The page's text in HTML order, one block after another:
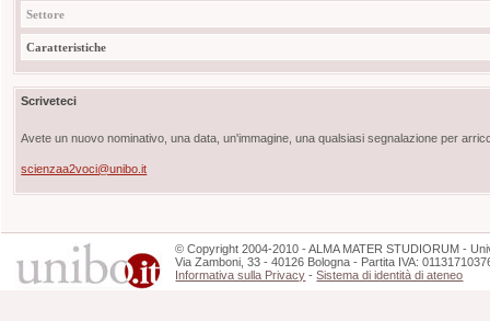
Settore
Caratteristiche
Scriveteci
Avete un nuovo nominativo, una data, un'immagine, una qualsiasi segnalazione per
scienzaa2voci@unibo.it
©Copyright 2004-2010 - ALMA MATER STUDIORUM -
Via Zamboni, 33 - 40126 Bologna - Partita IVA:
Informativa sulla Privacy -Sistema di identità di ateneo